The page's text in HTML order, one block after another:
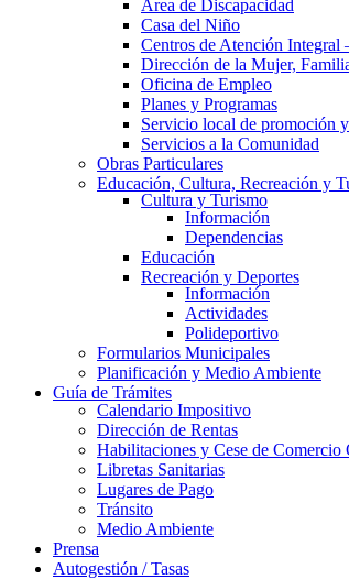
Área de Discapacidad
Casa del Niño
Centros de Atención Integral
Dirección de la Mujer,
Oficina de Empleo
Planes y Programas
Servicio local de promoción
Servicios a la Comunidad
Obras Particulares
Educación, Cultura, Recreación y
Cultura y Turismo
Información
Dependencias
Educación
Recreación y Deportes
Información
Actividades
Polideportivo
Formularios Municipales
Planificación y Medio Ambiente
Guía de Trámites
Calendario Impositivo
Dirección de Rentas
Habilitaciones y Cese de Comercio
Libretas Sanitarias
Lugares de Pago
Tránsito
Medio Ambiente
Prensa
Autogestión / Tasas